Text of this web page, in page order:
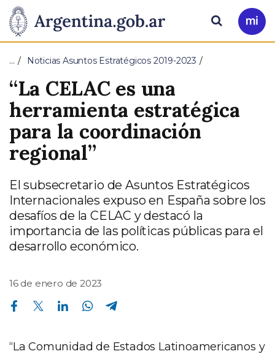
Presidencia
de
la
Nación
Pasar al contenido principal
Ir
a
Buscar
… Noticias Asuntos Estratégicos 2019-2023
“La CELAC es una
herramienta estratégica
para la coordinación
regional”
El subsecretario de Asuntos Estratégicos
Internacionales expuso en España sobre los
desafíos de la CELAC y destacó la
importancia de las políticas públicas para el
desarrollo económico.
16 de enero de 2023
Compartir en Facebook Compartir en Twitter Compartir en Linkedin Compartir en Whatsapp
“La Comunidad de Estados Latinoamericanos y